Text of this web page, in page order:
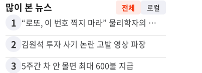
많이 본 뉴스 전체 로컬
1 “로또, 이 번호 찍지 마라” 물리학자의 당첨금 높이는 비밀
2 김원석 투자 사기 논란 고발 영상 파장
3 5주간 차 안 몰면 최대 600불 지급